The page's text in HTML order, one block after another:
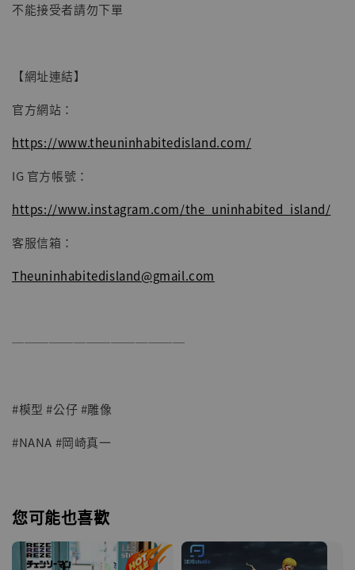
不能接受者請勿下單
【網址連結】
官方網站：
https://www.theuninhabitedisland.com/
IG 官方帳號：
https://www.instagram.com/the_uninhabited_island/
客服信箱：
Theuninhabitedisland@gmail.com
──────────────
#模型 #公仔 #雕像
#NANA #岡崎真一
您可能也喜歡